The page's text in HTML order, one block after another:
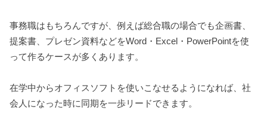
事務職はもちろんですが、例えば総合職の場合でも企画書、
提案書、プレゼン資料などをWord・Excel・PowerPointを使
って作るケースが多くあります。
在学中からオフィスソフトを使いこなせるようになれば、社
会人になった時に同期を一歩リードできます。